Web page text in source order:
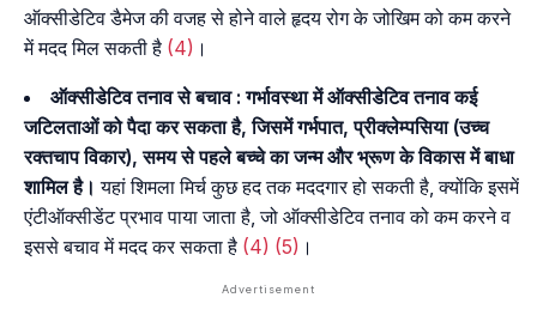
ऑक्सीडेटिव डैमेज की वजह से होने वाले हृदय रोग के जोखिम को कम करने
में मदद मिल सकती है (4) ।
ऑक्सीडेटिव तनाव से बचाव :गर्भावस्था में ऑक्सीडेटिव तनाव कई
जटिलताओं को पैदा कर सकता है, जिसमें गर्भपात, प्रीक्लेम्पसिया (उच्च
रक्तचाप विकार), समय से पहले बच्चे का जन्म और भ्रूण के विकास में बाधा
शामिल है। यहां शिमला मिर्च कुछ हद तक मददगार हो सकती है, क्योंकि इसमें
एंटीऑक्सीडेंट प्रभाव पाया जाता है, जो ऑक्सीडेटिव तनाव को कम करने व
इससे बचाव में मदद कर सकता है (4) (5) ।